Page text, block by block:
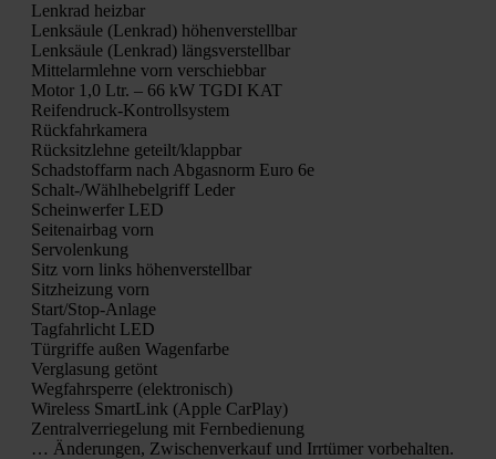
Lenk­rad heiz­bar
Lenk­säu­le (Lenk­rad) höhen­ver­stell­bar
Lenk­säu­le (Lenk­rad) längs­ver­stell­bar
Mit­tel­arm­leh­ne vorn ver­schieb­bar
Motor 1,0 Ltr. – 66 kW TGDI KAT
Rei­fen­druck-Kon­troll­sys­tem
Rück­fahr­ka­me­ra
Rück­sitz­leh­ne geteilt/klappbar
Schad­stoff­arm nach Abgas­norm Euro 6e
Schalt-/Wähl­he­bel­griff Leder
Schein­wer­fer LED
Sei­ten­air­bag vorn
Ser­vo­len­kung
Sitz vorn links höhen­ver­stell­bar
Sitz­hei­zung vorn
Star­t/S­top-Anla­ge
Tag­fahr­licht LED
Tür­grif­fe außen Wagen­far­be
Ver­gla­sung getönt
Weg­fahr­sper­re (elek­tro­nisch)
Wire­less Smart­Link (Apple Car­Play)
Zen­tral­ver­rie­ge­lung mit Fern­be­die­nung
… Ände­run­gen, Zwi­schen­ver­kauf und Irr­tü­mer vor­be­hal­ten.